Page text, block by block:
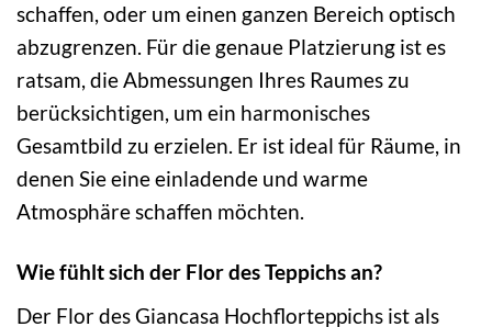
schaffen, oder um einen ganzen Bereich optisch
abzugrenzen. Für die genaue Platzierung ist es
ratsam, die Abmessungen Ihres Raumes zu
berücksichtigen, um ein harmonisches
Gesamtbild zu erzielen. Er ist ideal für Räume, in
denen Sie eine einladende und warme
Atmosphäre schaffen möchten.
Wie fühlt sich der Flor des Teppichs an?
Der Flor des Giancasa Hochflorteppichs ist als